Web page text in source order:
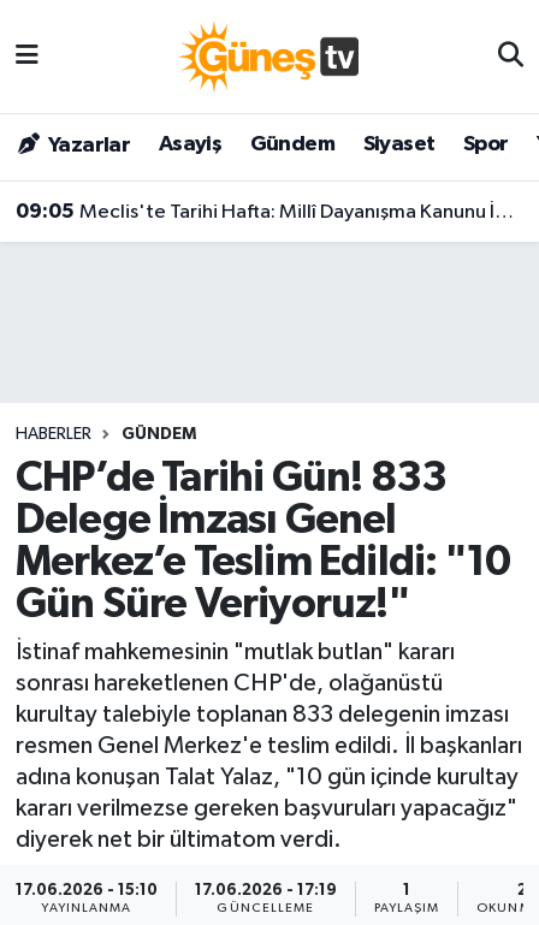
Yazarlar Asayiş Gündem Siyaset Spor
09:05 Meclis'te Tarihi Hafta: Millî Dayanışma Kanunu İçin Rakam Verildi!
HABERLER GÜNDEM
CHP’de Tarihi Gün! 833
Delege İmzası Genel
Merkez’e Teslim Edildi: "10
Gün Süre Veriyoruz!"
İstinaf mahkemesinin "mutlak butlan" kararı
sonrası hareketlenen CHP'de, olağanüstü
kurultay talebiyle toplanan 833 delegenin imzası
resmen Genel Merkez'e teslim edildi. İl başkanları
adına konuşan Talat Yalaz, "10 gün içinde kurultay
kararı verilmezse gereken başvuruları yapacağız"
diyerek net bir ültimatom verdi.
17.06.2026 - 15:10
YAYINLANMA
17.06.2026 - 17:19
GÜNCELLEME PAYLAŞIM
2
Bilim & Teknoloji
Dünya
Magazin
Siyaset
Spor
Yaşam
Malatya Nöbetçi Eczaneler
Malatya Hava Durumu
Malatya Namaz Vakitleri
Son Dakika Haberleri
Haber Arşivi